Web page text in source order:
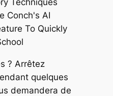
? Arrêtez
quelques
demandera de